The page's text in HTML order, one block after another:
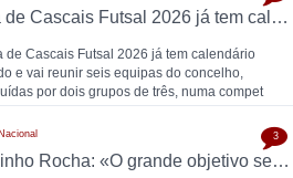
Taça de Cascais Futsal 2026 já tem calendário definido
de Cascais Futsal 2026 já tem calendário
e vai reunir seis equipas do concelho,
por dois grupos de três, numa compet
Paulinho Rocha: «O grande objetivo será sempre a manutenção, mas com o pensamento em algo mais»
3